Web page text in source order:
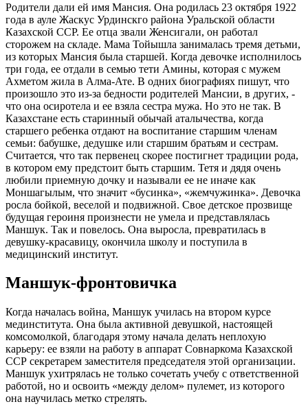
Родители дали ей имя Мансия. Она родилась 23 октября 1922
года в ауле Жаскус Урдинскго района Уральской области
Казахской ССР. Ее отца звали Женсигали, он работал
сторожем на складе. Мама Тойышла занималась тремя детьми,
из которых Мансия была старшей. Когда девочке исполнилось
три года, ее отдали в семью тети Амины, которая с мужем
Ахметом жила в Алма-Ате. В одних биографиях пишут, что
произошло это из-за бедности родителей Мансии, в других, -
что она осиротела и ее взяла сестра мужа. Но это не так. В
Казахстане есть старинный обычай аталычества, когда
старшего ребенка отдают на воспитание старшим членам
семьи: бабушке, дедушке или старшим братьям и сестрам.
Считается, что так первенец скорее постигнет традиции рода,
в котором ему предстоит быть старшим. Тетя и дядя очень
любили приемную дочку и называли ее не иначе как
Моншагылым, что значит «бусинка», «жемчужинка». Девочка
росла бойкой, веселой и подвижной. Свое детское прозвище
будущая героиня произнести не умела и представлялась
Маншук. Так и повелось. Она выросла, превратилась в
девушку-красавицу, окончила школу и поступила в
медицинский институт.
Маншук-фронтовичка
Когда началась война, Маншук училась на втором курсе
мединститута. Она была активной девушкой, настоящей
комсомолкой, благодаря этому начала делать неплохую
карьеру: ее взяли на работу в аппарат Совнаркома Казахской
ССР секретарем заместителя председателя этой организации.
Маншук ухитрялась не только сочетать учебу с ответственной
работой, но и освоить «между делом» пулемет, из которого
она научилась метко стрелять.